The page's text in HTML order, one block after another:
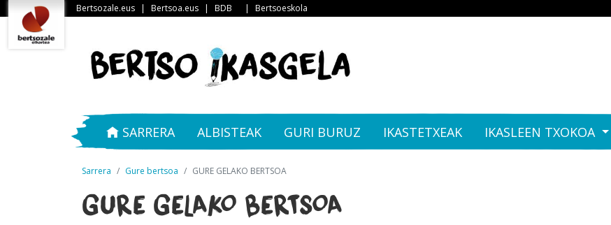
Bertsozale.eus | Bertsoa.eus | BDB | Bertsoeskola
SARRERA ALBISTEAK GURI BURUZ IKASTETXEAK IKASLEEN TXOKOA
Sarrera Gure bertsoa GURE GELAKO BERTSOA
GURE GELAKO BERTSOA